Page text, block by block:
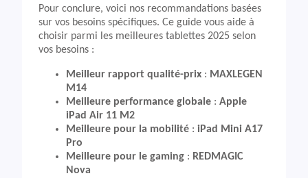
Pour conclure, voici nos recommandations basées
sur vos besoins spécifiques. Ce guide vous aide à
choisir parmi les meilleures tablettes 2025 selon
vos besoins :
Meilleur rapport qualité-prix : MAXLEGEN
M14
Meilleure performance globale : Apple
iPad Air 11 M2
Meilleure pour la mobilité : iPad Mini A17
Pro
Meilleure pour le gaming : REDMAGIC
Nova